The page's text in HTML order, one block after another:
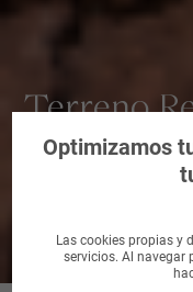
Terreno
Optimizamos
Las cookies propias y
servicios. Al navegar